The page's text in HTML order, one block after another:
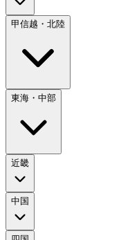
甲信越・北陸
東海・中部
近畿
中国